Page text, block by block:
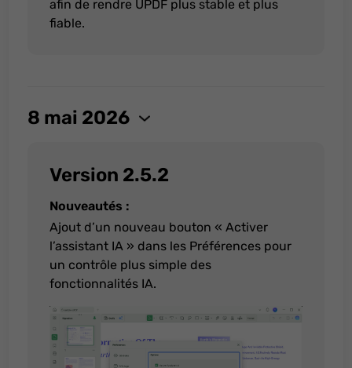
Vous visitez UPDF.com dans votre langue
régionale ? Visitez votre site régional pour
connaître les prix, les promotions et les
événements qui vous intéressent.
afin de rendre UPDF plus stable et plus
fiable.
8 mai 2026
Version 2.5.2
Nouveautés :
Ajout d’un nouveau bouton « Activer
l’assistant IA » dans les Préférences pour
un contrôle plus simple des
fonctionnalités IA.
Offres spéciales
de rentrée
-5 €
carte cadeau
Amazon de 50 $